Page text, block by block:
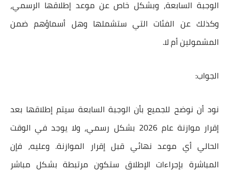
الوجبة السابعة، وبشكل خاص عن موعد إطلاقها الرسمي،
وكذلك عن الفئات التي ستشملها وهل أسماؤهم ضمن
المشمولين أم لا.
الجواب:
نود أن نوضح للجميع بأن الوجبة السابعة سيتم إطلاقها بعد
إقرار موازنة عام 2026 بشكل رسمي
، ولا يوجد في الوقت
الحالي أي موعد نهائي قبل إقرار الموازنة. وعليه، فإن
المباشرة بإجراءات الإطلاق ستكون مرتبطة بشكل مباشر